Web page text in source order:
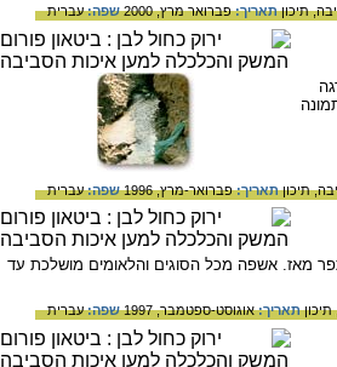
תיכוןתאריך:פברואר מרץ, 2000 שפה:עברית
תיכוןתאריך:פברואר-מרץ, 1996 שפה:עברית
מאז. אשפה מכל הסוגים והלאומים מושלכת עד
תיכוןתאריך:אוגוסט-ספטמבר, 1997 שפה:עברית